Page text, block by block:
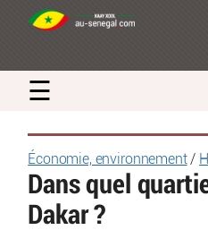
☰
Économie, environnement/
Dans quel
Dakar ?